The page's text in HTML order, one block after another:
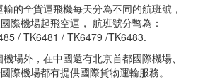
的全貨運飛機每天分為不同的航班號，
際機場起飛空運， 航班號分彆為：
/ TK6481 / TK6479 /TK6483.
場外，在中國還有北京首都國際機場、
際機場都有提供國際貨物運輸服務。